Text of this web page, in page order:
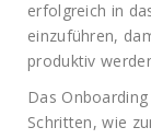
erfolgreich in
einzuführen,
produktiv
Das
Schritten, wie